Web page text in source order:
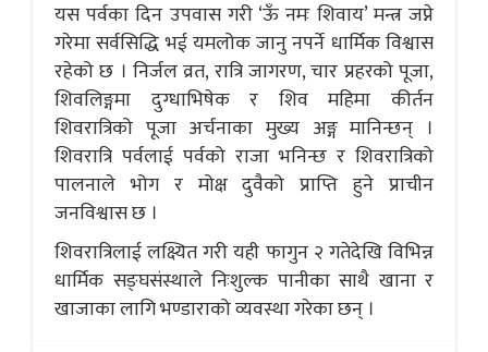
यस पर्वका दिन उपवास गरी ‘ऊँ नमः शिवाय’ मन्त्र जप्ने
गरेमा सर्वसिद्धि भई यमलोक जानु नपर्ने धार्मिक विश्वास
रहेको छ । निर्जल व्रत, रात्रि जागरण, चार प्रहरको पूजा,
शिवलिङ्गमा दुग्धाभिषेक र शिव महिमा कीर्तन
शिवरात्रिको पूजा अर्चनाका मुख्य अङ्ग मानिन्छन् ।
शिवरात्रि पर्वलाई पर्वको राजा भनिन्छ र शिवरात्रिको
पालनाले भोग र मोक्ष दुवैको प्राप्ति हुने प्राचीन
जनविश्वास छ ।
शिवरात्रिलाई लक्ष्यित गरी यही फागुन २ गतेदेखि विभिन्न
धार्मिक सङ्घसंस्थाले निःशुल्क पानीका साथै खाना र
खाजाका लागि भण्डाराको व्यवस्था गरेका छन् ।